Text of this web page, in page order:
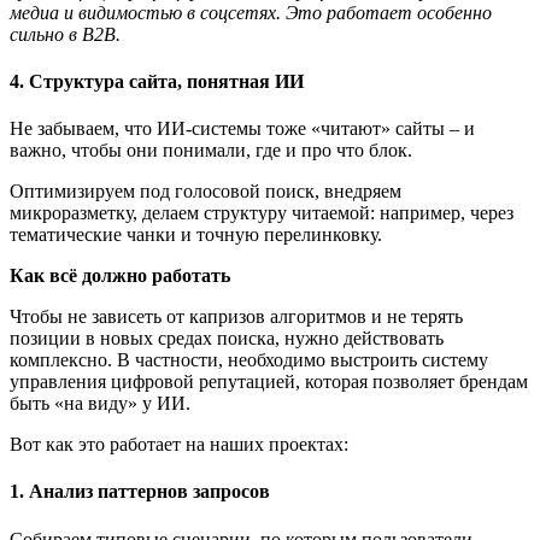
медиа и видимостью в соцсетях. Это работает особенно
сильно в B2B.
4. Структура сайта, понятная ИИ
Не забываем, что ИИ-системы тоже «читают» сайты – и
важно, чтобы они понимали, где и про что блок.
Оптимизируем под голосовой поиск, внедряем
микроразметку, делаем структуру читаемой: например, через
тематические чанки и точную перелинковку.
Как всё должно работать
Чтобы не зависеть от капризов алгоритмов и не терять
позиции в новых средах поиска, нужно действовать
комплексно. В частности, необходимо выстроить систему
управления цифровой репутацией, которая позволяет брендам
быть «на виду» у ИИ.
Вот как это работает на наших проектах:
1. Анализ паттернов запросов